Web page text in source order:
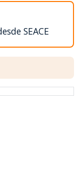
SEACE